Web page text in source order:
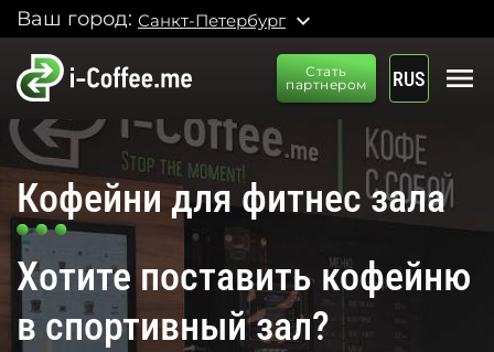
Ваш город: Санкт-Петербург expand_more
Стать
партнером
RUS menu
Кофейни для фитнес зала
Хотите поставить кофейню
в спортивный зал?